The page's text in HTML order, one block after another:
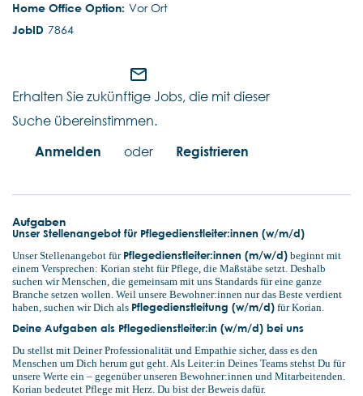
Vor Ort
7864
mail_outline
Erhalten Sie zukünftige Jobs, die mit dieser
Suche übereinstimmen.
Anmelden
oder Registrieren
Aufgaben
Unser Stellenangebot für Pflegedienstleiter:innen (w/m/d)
Unser Stellenangebot für Pflegedienstleiter:innen (m/w/d) beginnt mit
einem Versprechen: Korian steht für Pflege, die Maßstäbe setzt. Deshalb
suchen wir Menschen, die gemeinsam mit uns Standards für eine ganze
Branche setzen wollen. Weil unsere Bewohner:innen nur das Beste verdient
haben, suchen wir Dich als Pflegedienstleitung (w/m/d) für Korian.
Deine Aufgaben als Pflegedienstleiter:in (w/m/d) bei uns
Du stellst mit Deiner Professionalität und Empathie sicher, dass es den
Menschen um Dich herum gut geht. Als Leiter:in Deines Teams stehst Du für
unsere Werte ein – gegenüber unseren Bewohner:innen und Mitarbeitenden.
Korian bedeutet Pflege mit Herz. Du bist der Beweis dafür.